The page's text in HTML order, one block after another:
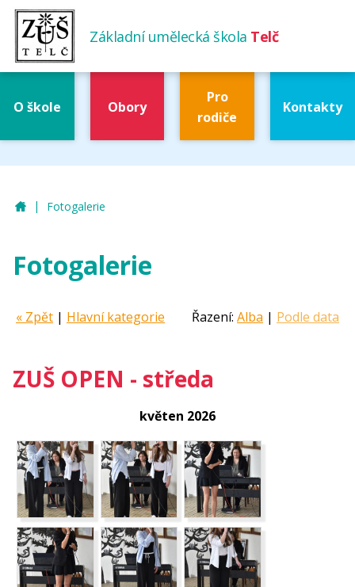
Základní umělecká škola Telč
O škole Obory
Pro
rodiče
Kontakty
ZUŠ Telč
| Fotogalerie
Fotogalerie
Řazení: Alba | Podle data
« Zpět | Hlavní kategorie
ZUŠ OPEN - středa
květen 2026